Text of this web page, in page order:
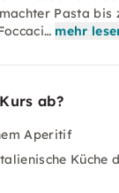
Pasta bis
mehr
ab?
Aperitif
Küche